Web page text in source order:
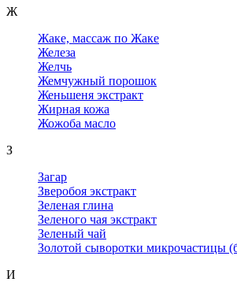
Ж
Жаке, массаж по Жаке
Железа
Желчь
Жемчужный порошок
Женьшеня экстракт
Жирная кожа
Жожоба масло
З
Загар
Зверобоя экстракт
Зеленая глина
Зеленого чая экстракт
Зеленый чай
Золотой сыворотки микрочастицы
И